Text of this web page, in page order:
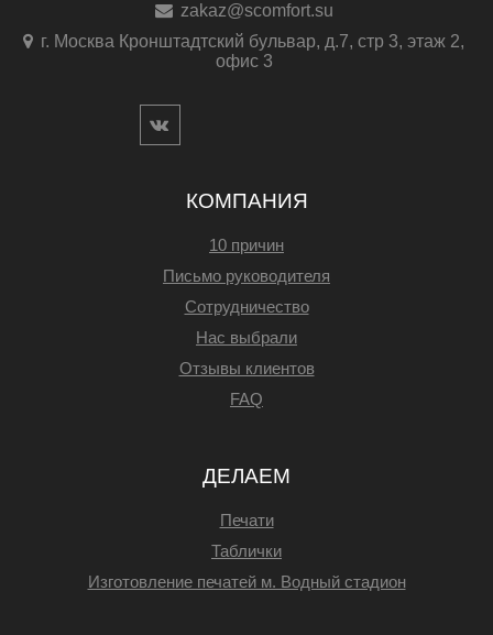
zakaz@scomfort.su
г. Москва Кронштадтский бульвар, д.7, стр 3, этаж 2,
офис 3
КОМПАНИЯ
10 причин
Письмо руководителя
Сотрудничество
Нас выбрали
Отзывы клиентов
FAQ
ДЕЛАЕМ
Печати
Таблички
Изготовление печатей м. Водный стадион